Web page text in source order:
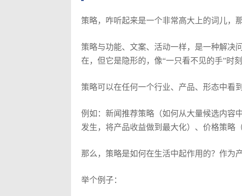
策略，咋听起来是一个非常高大上的词儿，
策略与功能、文案、活动一样，是一种解决
在，但它是隐形的，像“一只看不见的手”时
策略可以在任何一个行业、产品、形态中看
例如：新闻推荐策略（如何从大量候选内容
发生，将产品收益做到最大化）、价格策略
那么，策略是如何在生活中起作用的？作为
举个例子：